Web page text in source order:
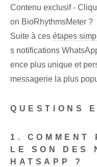
Contenu exclusif -
on BioRhythmsMeter ?
Suite à ces étapes
s notifications
ence plus unique et
messagerie la plus
QUESTIONS
1. COMMENT
LE SON DES
HATSAPP ?